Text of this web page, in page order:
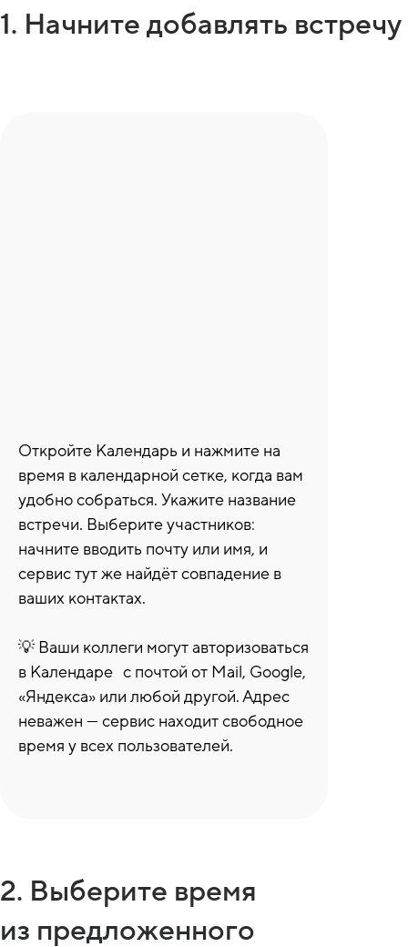
1. Начните добавлять встречу
Откройте Календарь и нажмите на
время в календарной сетке, когда вам
удобно собраться. Укажите название
встречи. Выберите участников:
начните вводить почту или имя, и
сервис тут же найдёт совпадение в
ваших контактах.
💡 Ваши коллеги могут авторизоваться
в Календаре с почтой от Mail, Google,
«Яндекса» или любой другой. Адрес
неважен — сервис находит свободное
время у всех пользователей.
2. Выберите время
из предложенного